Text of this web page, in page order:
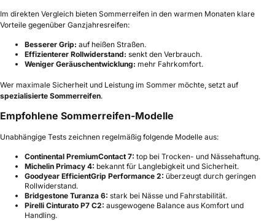
Im direkten Vergleich bieten Sommerreifen in den warmen Monaten klare
Vorteile gegenüber Ganzjahresreifen:
Besserer Grip: auf heißen Straßen.
Effizienterer Rollwiderstand: senkt den Verbrauch.
Weniger Geräuschentwicklung: mehr Fahrkomfort.
Wer maximale Sicherheit und Leistung im Sommer möchte, setzt auf
spezialisierte Sommerreifen.
Empfohlene Sommerreifen-Modelle
Unabhängige Tests zeichnen regelmäßig folgende Modelle aus:
Continental PremiumContact 7: top bei Trocken- und Nässehaftung.
Michelin Primacy 4: bekannt für Langlebigkeit und Sicherheit.
Goodyear EfficientGrip Performance 2: überzeugt durch geringen
Rollwiderstand.
Bridgestone Turanza 6: stark bei Nässe und Fahrstabilität.
Pirelli Cinturato P7 C2: ausgewogene Balance aus Komfort und
Handling.